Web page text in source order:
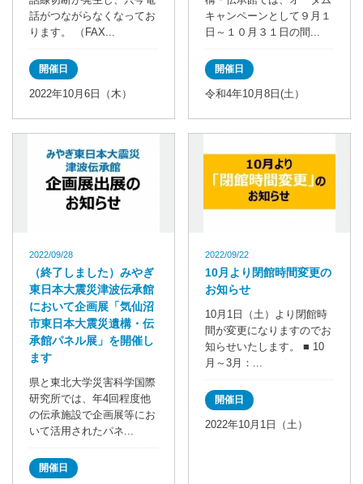
話がつながらなくなってお
ります。 （FAX...
開催日
2022年10月6日（木）
キャンペーンとして９月１
日～１０月３１日の間...
開催日
令和4年10月8日(土）
2022/09/28
（終了しました）みやぎ
東日本大震災津波伝承館
において企画展「気仙沼
市東日本大震災遺構・伝
承館パネル展」を開催し
ます
県と東北大学災害科学国際
研究所では、年4回程度他
の伝承施設で企画展等にお
いて活用されたパネ...
開催日
2022/09/22
10月より閉館時間変更の
お知らせ
10月1日（土）より閉館時
間が変更になりますのでお
知らせいたします。 ■ 10
月～3月：...
開催日
2022年10月1日（土）